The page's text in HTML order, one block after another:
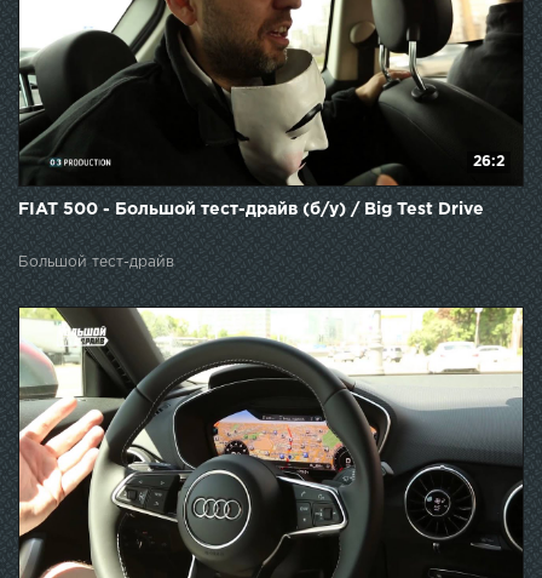
26:2
FIAT 500 - Большой тест-драйв (б/у) / Big Test Drive
Большой тест-драйв